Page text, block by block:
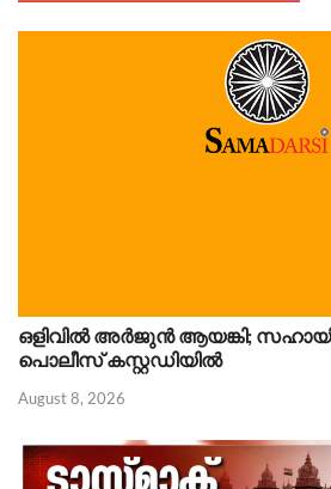
ഒളിവിൽ അർജുൻ ആയങ്കി;
പൊലീസ് കസ്റ്റഡിയിൽ
August 8, 2026